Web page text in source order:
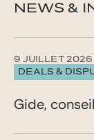
NEWS &
DEALS &
9 JUILLET 2026
Gide,